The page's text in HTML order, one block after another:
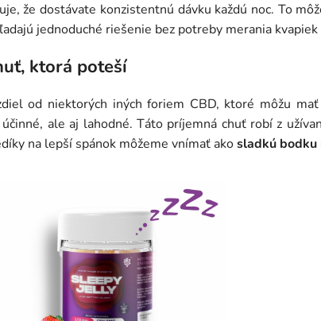
že dostávate konzistentnú dávku každú noc. To
jednoduché riešenie bez potreby merania
ktorá poteší
od niektorých iných foriem CBD, ktoré môžu
ale aj lahodné. Táto príjemná chuť robí z
na lepší spánok môžeme vnímať akosladkú bodku